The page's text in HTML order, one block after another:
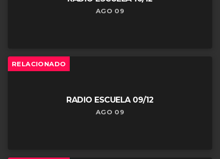
AGO 09
RELACIONADO
RADIO ESCUELA 09/12
AGO 09